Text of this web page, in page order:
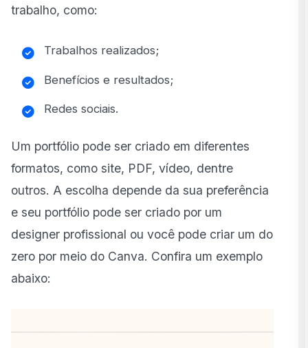
trabalho, como:
Trabalhos realizados;
Benefícios e resultados;
Redes sociais.
Um portfólio pode ser criado em diferentes
formatos, como site, PDF, vídeo, dentre
outros. A escolha depende da sua preferência
e seu portfólio pode ser criado por um
designer profissional ou você pode criar um do
zero por meio do Canva. Confira um exemplo
abaixo: